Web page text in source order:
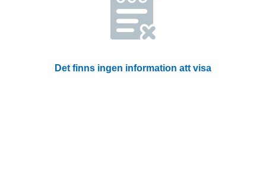
Det finns ingen information att visa